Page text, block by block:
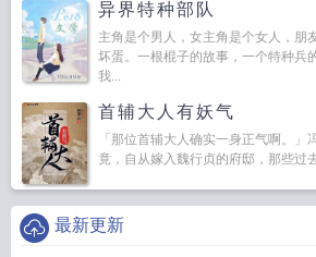
异界特种部队
主角是个男人，女主角是个女人，朋
坏蛋。一根棍子的故事，一个特种兵
我...
首辅大人有妖气
「那位首辅大人确实一身正气啊。」
竟，自从嫁入魏行贞的府邸，那些过
最新更新